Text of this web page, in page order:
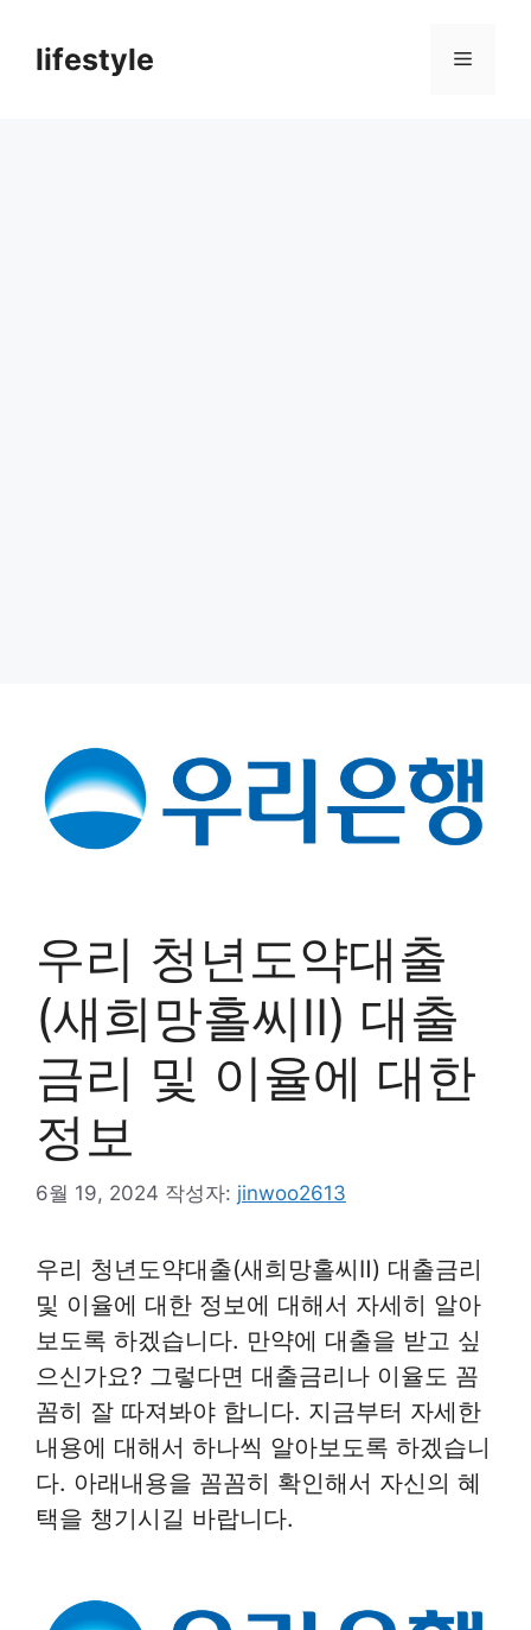
lifestyle 메
우리 청년도약대출
(새희망홀씨Ⅱ) 대출
금리 및 이율에 대한
정보
6월 19, 2024 작성자: jinwoo2613
우리 청년도약대출(새희망홀씨Ⅱ) 대출금리
및 이율에 대한 정보에 대해서 자세히 알아
보도록 하겠습니다. 만약에 대출을 받고 싶
으신가요? 그렇다면 대출금리나 이율도 꼼
꼼히 잘 따져봐야 합니다. 지금부터 자세한
내용에 대해서 하나씩 알아보도록 하겠습니
다. 아래내용을 꼼꼼히 확인해서 자신의 혜
택을 챙기시길 바랍니다.